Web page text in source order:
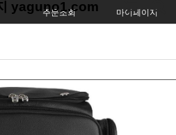
주문조회 마이페이지
yaguno1.com